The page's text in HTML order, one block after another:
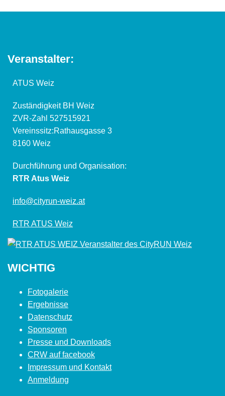
Veranstalter:
ATUS Weiz
Zuständigkeit BH Weiz
ZVR-Zahl 527515921
Vereinssitz:Rathausgasse 3
8160 Weiz
Durchführung und Organisation:
RTR Atus Weiz
info@cityrun-weiz.at
RTR ATUS Weiz
WICHTIG
Fotogalerie
Ergebnisse
Datenschutz
Sponsoren
Presse und Downloads
CRW auf facebook
Impressum und Kontakt
Anmeldung